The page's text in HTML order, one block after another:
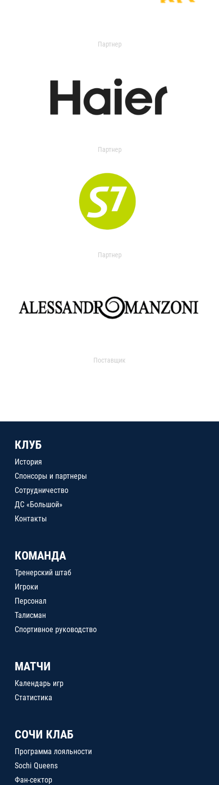
Партнер
Партнер
Партнер
Поставщик
КЛУБ
История
Спонсоры и партнеры
Сотрудничество
ДС «Большой»
Контакты
КОМАНДА
Тренерский штаб
Игроки
Персонал
Талисман
Спортивное руководство
МАТЧИ
Календарь игр
Статистика
СОЧИ КЛАБ
Программа лояльности
Sochi Queens
Фан-сектор